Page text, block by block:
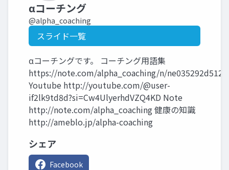
αコーチング
@alpha_coaching
スライド一覧
αコーチングです。 コーチング用語集
https://note.com/alpha_coaching/n/ne035292d5125
Youtube http://youtube.com/@user-
if2lk9td8d?si=Cw4UlyerhdVZQ4KD Note
http://note.com/alpha_coaching 健康の知識
http://ameblo.jp/alpha-coaching
シェア
Facebook